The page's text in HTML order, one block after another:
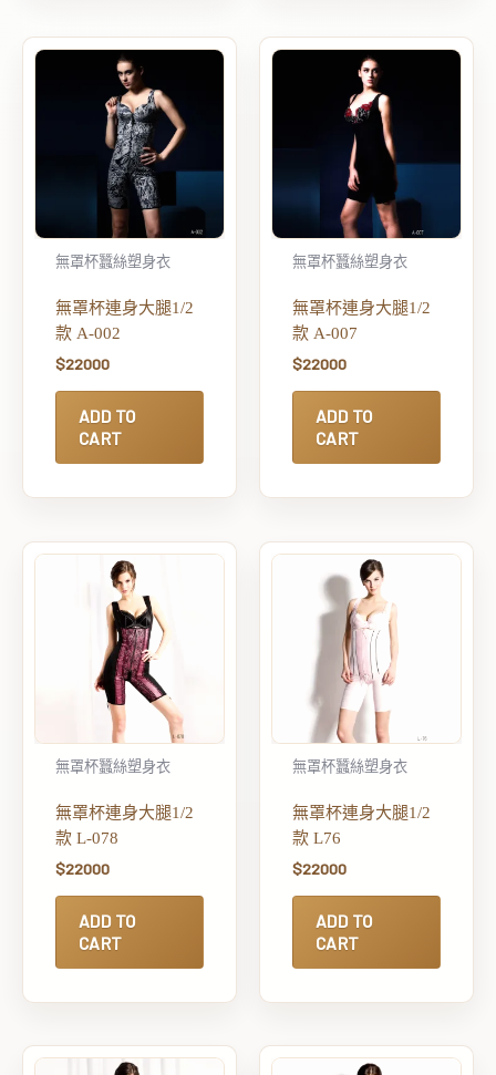
無罩杯蠶絲塑身衣
無罩杯連身大腿1/2
款 A-002
$22000
ADD TO
CART
無罩杯蠶絲塑身衣
無罩杯連身大腿1/2
款 A-007
$22000
ADD TO
CART
無罩杯蠶絲塑身衣
無罩杯連身大腿1/2
款 L-078
$22000
ADD TO
CART
無罩杯蠶絲塑身衣
無罩杯連身大腿1/2
款 L76
$22000
ADD TO
CART